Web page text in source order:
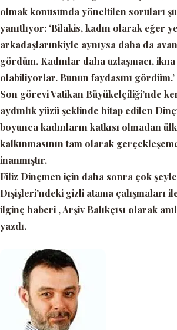
olmak konusunda yöneltilen soruları
yanıtlıyor: ‘Bilakis, kadın olarak eğer
arkadaşlarınkiyle aynıysa daha da
gördüm. Kadınlar daha uzlaşmacı,
olabiliyorlar. Bunun faydasını gördüm.’
Son görevi Vatikan Büyükelçiliği’nde
aydınlık yüzü şeklinde hitap edilen
boyunca kadınların katkısı olmadan
kalkınmasının tam olarak
inanmıştır.
Filiz Dinçmen için daha sonra çok
Dışişleri’ndeki gizli atama çalışmaları
ilginç haberi , Arşiv Balıkçısı olarak
yazdı.